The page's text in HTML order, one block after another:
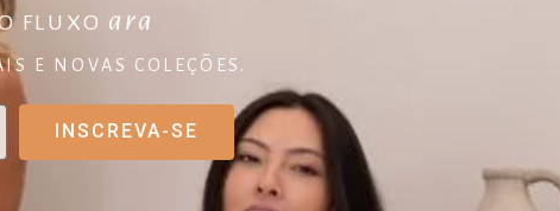
FLUXO ara
E NOVAS COLEÇÕES.
INSCREVA-SE